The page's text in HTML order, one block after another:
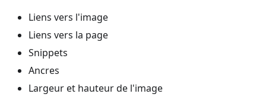
Liens vers l'image
Liens vers la page
Snippets
Ancres
Largeur et hauteur de l'image